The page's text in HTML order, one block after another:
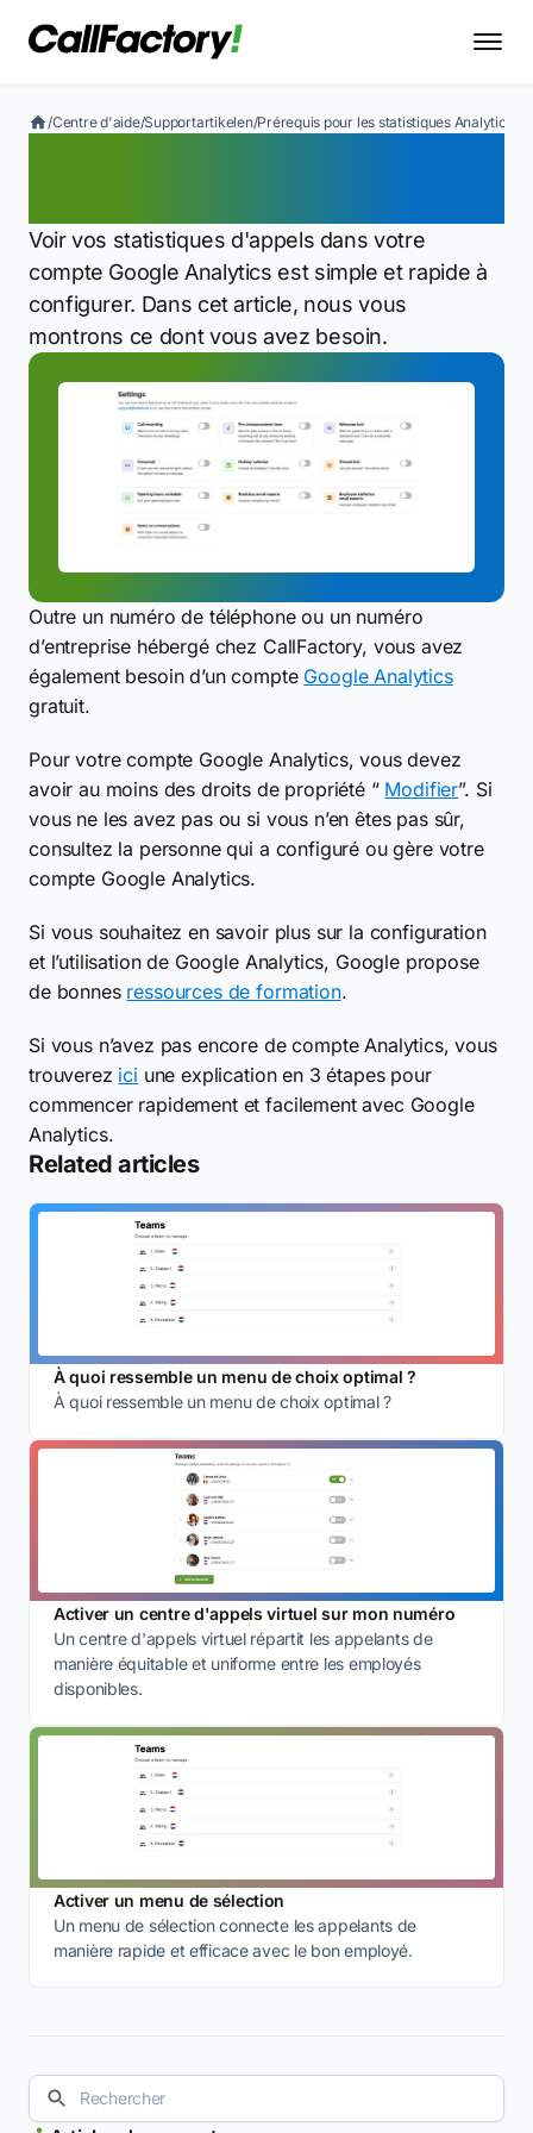
/Centre d'aide/Supportartikelen/Prérequis pour les statistiques Analytics
Voir vos statistiques d'appels dans votre
compte Google Analytics est simple et rapide à
configurer. Dans cet article, nous vous
montrons ce dont vous avez besoin.
Outre un numéro de téléphone ou un numéro
d’entreprise hébergé chez CallFactory, vous avez
également besoin d’un compte Google Analytics
gratuit.
Pour votre compte Google Analytics, vous devez
avoir au moins des droits de propriété “ Modifier”. Si
vous ne les avez pas ou si vous n’en êtes pas sûr,
consultez la personne qui a configuré ou gère votre
compte Google Analytics.
Si vous souhaitez en savoir plus sur la configuration
et l’utilisation de Google Analytics, Google propose
de bonnes ressources de formation.
Si vous n’avez pas encore de compte Analytics, vous
trouverez ici une explication en 3 étapes pour
commencer rapidement et facilement avec Google
Analytics.
Related articles
À quoi ressemble un menu de choix optimal ?
À quoi ressemble un menu de choix optimal ?
Activer un centre d'appels virtuel sur mon numéro
Un centre d'appels virtuel répartit les appelants de
manière équitable et uniforme entre les employés
disponibles.
Activer un menu de sélection
Un menu de sélection connecte les appelants de
manière rapide et efficace avec le bon employé.